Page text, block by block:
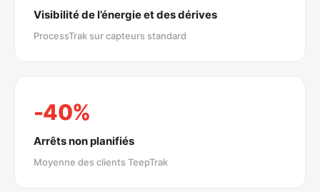
Visibilité de l’énergie et des dérives
ProcessTrak sur capteurs standard
-40%
Arrêts non planifiés
Moyenne des clients TeepTrak